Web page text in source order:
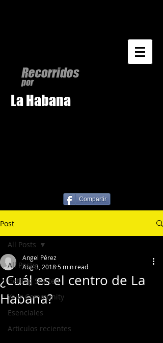
La Habana
Compartir
Post
All Posts
Getting Started
Your Community
Esenciales
Articulos recientes
All Posts
¿Cuál es el centro de La
Habana?
Angel Pérez
Aug 3, 20185 min read